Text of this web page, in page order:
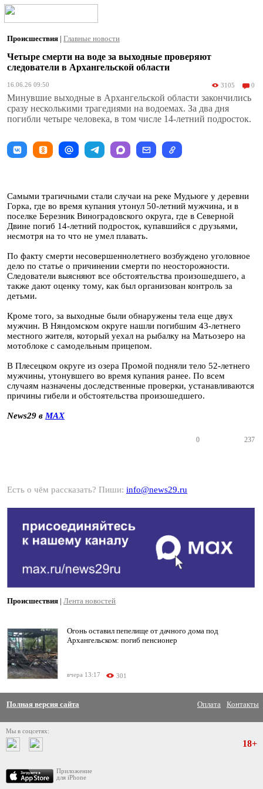
Происшествия | Главные новости
Четыре смерти на воде за выходные проверяют
следователи в Архангельской области
16.06.26 09:50 3105 0
Минувшие выходные в Архангельской области закончились
сразу несколькими трагедиями на водоемах. За два дня
погибли четыре человека, в том числе 14-летний подросток.
Самыми трагичными стали случаи на реке Мудьюге у деревни
Горка, где во время купания утонул 50-летний мужчина, и в
поселке Березник Виноградовского округа, где в Северной
Двине погиб 14-летний подросток, купавшийся с друзьями,
несмотря на то что не умел плавать.
По факту смерти несовершеннолетнего возбуждено уголовное
дело по статье о причинении смерти по неосторожности.
Следователи выясняют все обстоятельства произошедшего, а
также дают оценку тому, как был организован контроль за
детьми.
Кроме того, за выходные были обнаружены тела еще двух
мужчин. В Няндомском округе нашли погибшим 43-летнего
местного жителя, который уехал на рыбалку на Матьозеро на
мотоблоке с самодельным прицепом.
В Плесецком округе из озера Промой подняли тело 52-летнего
мужчины, утонувшего во время купания ранее. По всем
случаям назначены доследственные проверки, устанавливаются
причины гибели и обстоятельства произошедшего.
News29 в MAX
0 237
Есть о чём рассказать? Пиши: info@news29.ru
Происшествия | Лента новостей
Огонь оставил пепелище от дачного дома под
Архангельском: погиб пенсионер
вчера 13:17 301
Полная версия сайта Оплата Контакты
Мы в соцсетях:
Приложение
для iPhone
18+